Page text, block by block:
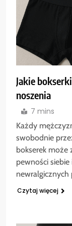
Jakie
noszenia
7 mins
Każdy
swobodnie
bokserek może
pewności
newralgicznych
Czytaj więcej